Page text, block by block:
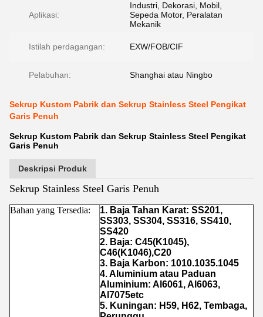
Aplikasi:
Industri, Dekorasi, Mobil,
Sepeda Motor, Peralatan
Mekanik
Istilah perdagangan: EXW/FOB/CIF
Pelabuhan: Shanghai atau Ningbo
Sekrup Kustom Pabrik dan Sekrup Stainless Steel Pengikat
Garis Penuh
Sekrup Kustom Pabrik dan Sekrup Stainless Steel Pengikat
Garis Penuh
Deskripsi Produk
Sekrup Stainless Steel Garis Penuh
Bahan yang Tersedia:
1. Baja Tahan Karat: SS201,
SS303, SS304, SS316, SS410,
SS420
2. Baja: C45(K1045),
C46(K1046),C20
3. Baja Karbon: 1010.1035.1045
4. Aluminium atau Paduan
Aluminium: Al6061, Al6063,
Al7075etc
5. Kuningan: H59, H62, Tembaga,